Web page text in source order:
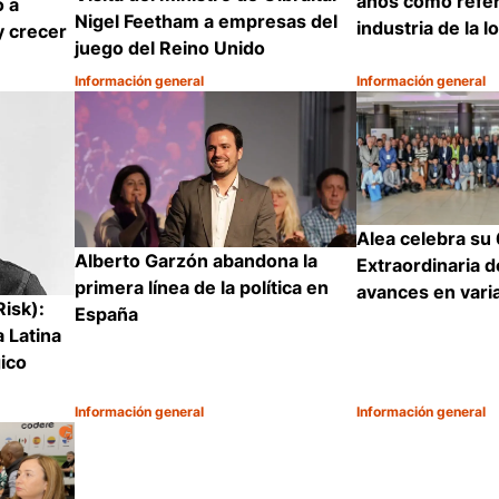
a
crecer
Compartir
Nigel Feetham a empresas del
juego del Reino Unido
Categoría:
Información general
Compartir
industria de la
Categoría:
Información general
Latina
Compartir
Alberto Garzón abandona la
primera línea de la política en
España
Categoría:
Información general
Alea celebra su
Extraordinaria
avances en
Categoría:
Información general